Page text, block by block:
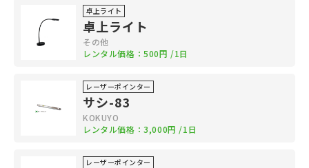
卓上ライト
卓上ライト
その他
レンタル価格：500円 /1日
レーザーポインター
サシ-83
KOKUYO
レンタル価格：3,000円 /1日
レーザーポインター